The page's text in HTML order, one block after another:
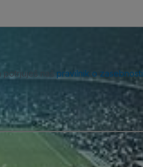
potrjuješ naš pravilnik o zasebnosti